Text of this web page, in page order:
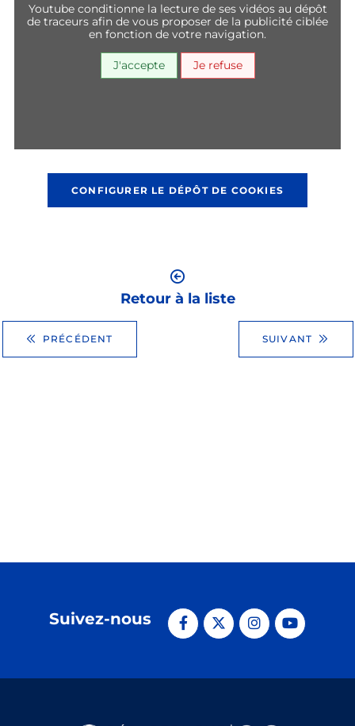
youtube conditionne la lecture de ses vidéos au dépôt
de traceurs afin de vous proposer de la publicité ciblée
en fonction de votre navigation.
J'accepte Je refuse
CONFIGURER LE DÉPÔT DE COOKIES
PRÉCÉDENT
Retour à la liste
SUIVANT
Suivez-nous